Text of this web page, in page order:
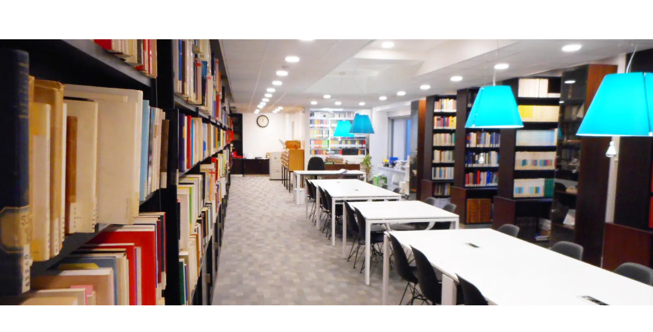
Divers aspects de la pensée
contemporaine
Entretien avec
Benjamin STORA,
Historien, profe...
Invité(s) : Benjamin STORA,
Historien, professe...
05 Jan. 2025
Divers aspects de la pensée
contemporaine
Entretien avec
Sylvain SOLUSTRI,
Grand Officier...
Invité : Sylvain SOLUSTRI,
Grand Officier délég...
03 Nov. 2024
Entretien avec Gilles
KEPEL, politologue